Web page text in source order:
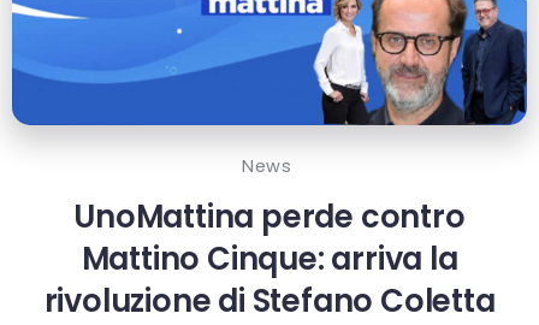
News
UnoMattina perde contro
Mattino Cinque: arriva la
rivoluzione di Stefano Coletta